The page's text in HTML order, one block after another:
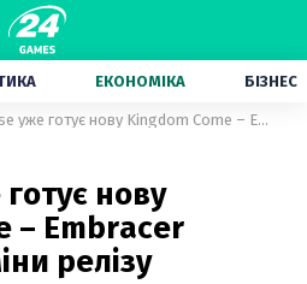
ЕКОНОМІКА БІЗНЕС
Warhorse уже готує нову Kingdom Come – Embracer назвала терміни релізу
нову
– Embracer
релізу